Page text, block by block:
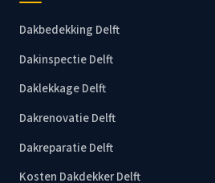
Dakbedekking Delft
Dakinspectie Delft
Daklekkage Delft
Dakrenovatie Delft
Dakreparatie Delft
Kosten Dakdekker Delft